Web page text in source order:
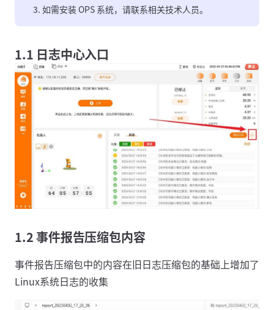
如需安装 OPS 系统，请联系相关技术人员。
1.1 日志中心入口
1.2 事件报告压缩包内容
事件报告压缩包中的内容在旧日志压缩包的基础上增加了
Linux系统日志的收集